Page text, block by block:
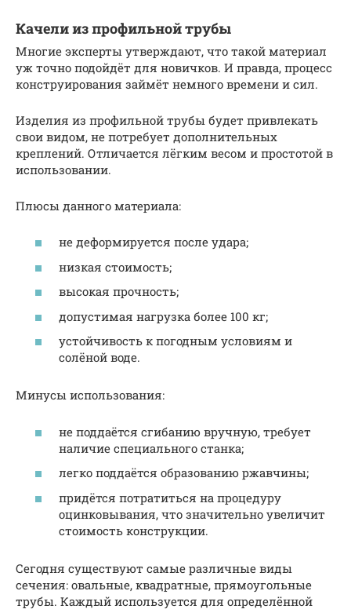
Качели из профильной трубы
Многие эксперты утверждают, что такой материал
уж точно подойдёт для новичков. И правда, процесс
конструирования займёт немного времени и сил.
Изделия из профильной трубы будет привлекать
свои видом, не потребует дополнительных
креплений. Отличается лёгким весом и простотой в
использовании.
Плюсы данного материала:
не деформируется после удара;
низкая стоимость;
высокая прочность;
допустимая нагрузка более 100 кг;
устойчивость к погодным условиям и
солёной воде.
Минусы использования:
не поддаётся сгибанию вручную, требует
наличие специального станка;
легко поддаётся образованию ржавчины;
придётся потратиться на процедуру
оцинковывания, что значительно увеличит
стоимость конструкции.
Сегодня существуют самые различные виды
сечения: овальные, квадратные, прямоугольные
трубы. Каждый используется для определённой